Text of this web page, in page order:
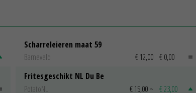
Scharreleieren maat 59
Barneveld
€ 12,00 € 0,00
Fritesgeschikt NL Du Be
PotatoNL
€ 15,00 ~ € 23,00